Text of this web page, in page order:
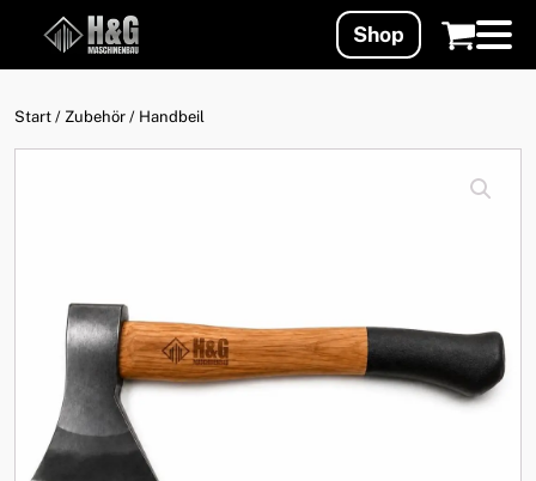
Shop
Start / Zubehör / Handbeil